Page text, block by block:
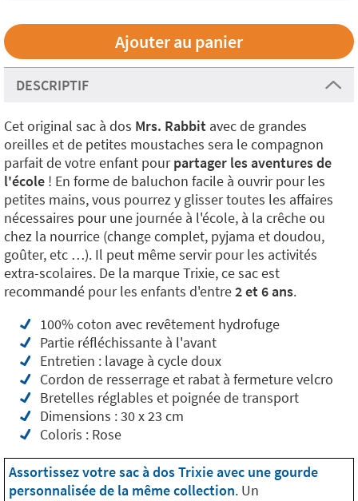
DESCRIPTIF
Cet original sac à dos Mrs. Rabbit avec de grandes
oreilles et de petites moustaches sera le compagnon
parfait de votre enfant pourpartager les aventures de
l'école ! En forme de baluchon facile à ouvrir pour les
petites mains, vous pourrez y glisser toutes les affaires
nécessaires pour une journée à l'école, à la crêche ou
chez la nourrice (change complet, pyjama et doudou,
goûter, etc …). Il peut même servir pour les activités
extra-scolaires. De la marque Trixie, ce sac est
recommandé pour les enfants d'entre2 et 6 ans.
100% coton avec revêtement hydrofuge
Partie réfléchissante à l'avant
Entretien : lavage à cycle doux
Cordon de resserrage et rabat à fermeture velcro
Bretelles réglables et poignée de transport
Dimensions : 30 x 23 cm
Coloris : Rose
Assortissez votre sac à dos Trixie avec une gourde
personnalisée de la même collection. Un